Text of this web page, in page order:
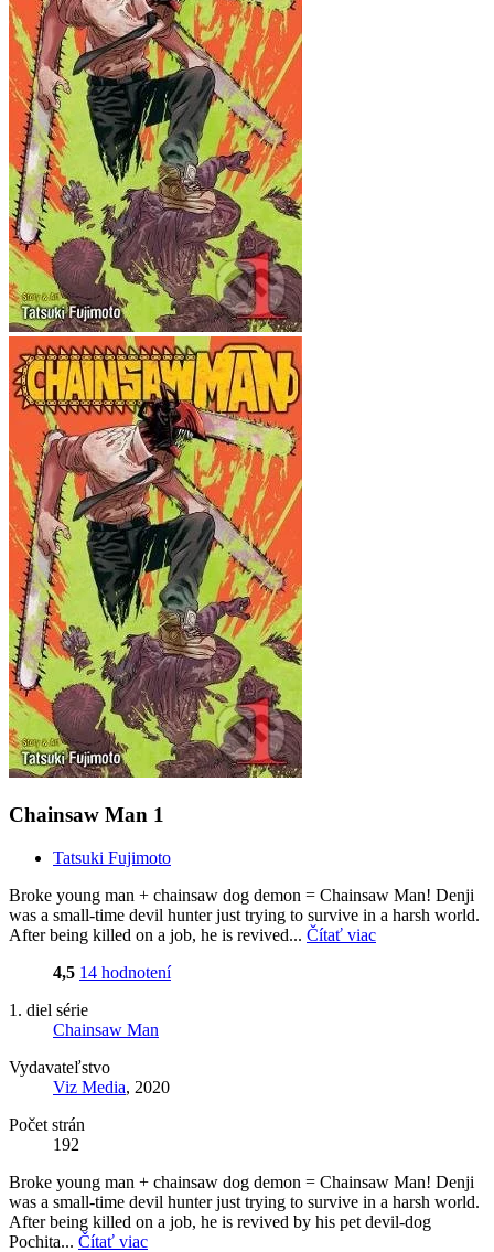
Chainsaw Man 1
Tatsuki Fujimoto
Broke young man + chainsaw dog demon = Chainsaw Man! Denji
was a small-time devil hunter just trying to survive in a harsh world.
After being killed on a job, he is revived... Čítať viac
4,5 14 hodnotení
1. diel série
Chainsaw Man
Vydavateľstvo
Viz Media, 2020
Počet strán
192
Broke young man + chainsaw dog demon = Chainsaw Man! Denji
was a small-time devil hunter just trying to survive in a harsh world.
After being killed on a job, he is revived by his pet devil-dog
Pochita... Čítať viac